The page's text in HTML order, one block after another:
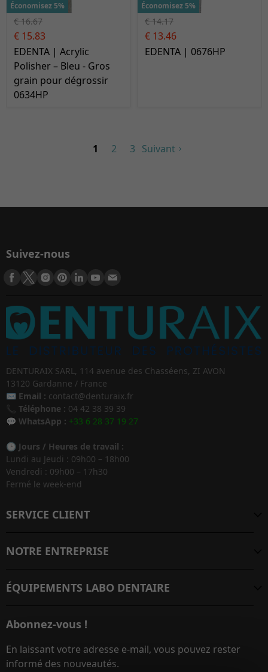
Économisez 5%
€ 16.67
€ 15.83
EDENTA | Acrylic
Polisher – Bleu - Gros
grain pour dégrossir
0634HP
Économisez 5%
€ 14.17
€ 13.46
EDENTA | 0676HP
1 2 3 Suivant
Suivez-nous
DENTURAIX SARL, 114 avenue des Chasséens, ZI AVON
13120 Gardanne / France
✉️ Email : contact@denturaix.fr
Téléphone : 04 42 38 39 39
💬 WhatsApp : +33 6 28 37 19 27
🕒 Jours / Heures de travail :
Lundi au Jeudi : 09h00 – 18h00
Vendredi : 09h00 – 17h30
Fermé le week-end
SERVICE CLIENT
NOTRE ENTREPRISE
ÉQUIPEMENTS LABO DENTAIRE
Abonnez-vous !
En laissant votre adresse e-mail, vous pouvez rester
informé des nouveautés.